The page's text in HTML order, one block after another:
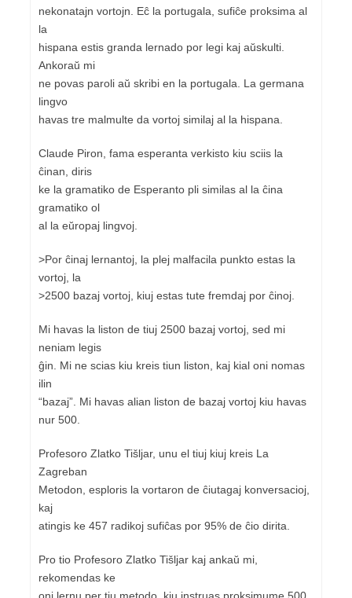
nekonatajn vortojn. Eĉ la portugala, sufiĉe proksima al
la
hispana estis granda lernado por legi kaj aŭskulti.
Ankoraŭ mi
ne povas paroli aŭ skribi en la portugala. La germana
lingvo
havas tre malmulte da vortoj similaj al la hispana.
Claude Piron, fama esperanta verkisto kiu sciis la
ĉinan, diris
ke la gramatiko de Esperanto pli similas al la ĉina
gramatiko ol
al la eŭropaj lingvoj.
>Por ĉinaj lernantoj, la plej malfacila punkto estas la
vortoj, la
>2500 bazaj vortoj, kiuj estas tute fremdaj por ĉinoj.
Mi havas la liston de tiuj 2500 bazaj vortoj, sed mi
neniam legis
ĝin. Mi ne scias kiu kreis tiun liston, kaj kial oni nomas
ilin
“bazaj”. Mi havas alian liston de bazaj vortoj kiu havas
nur 500.
Profesoro Zlatko Tišljar, unu el tiuj kiuj kreis La
Zagreban
Metodon, esploris la vortaron de ĉiutagaj konversacioj,
kaj
atingis ke 457 radikoj sufiĉas por 95% de ĉio dirita.
Pro tio Profesoro Zlatko Tišljar kaj ankaŭ mi,
rekomendas ke